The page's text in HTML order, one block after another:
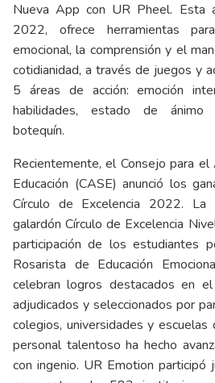
Nueva App con UR Pheel. Esta
2022, ofrece herramientas
emocional, la comprensión y el
cotidianidad, a través de juegos y
5 áreas de acción: emoción
habilidades, estado de ánimo
botequín.
Recientemente, el Consejo para
Educación (CASE) anunció los
Círculo de Excelencia 2022. La
galardón Círculo de Excelencia
participación de los estudiantes
Rosarista de Educación
celebran logros destacados en
adjudicados y seleccionados por
colegios, universidades y
personal talentoso ha hecho
con ingenio. UR Emotion